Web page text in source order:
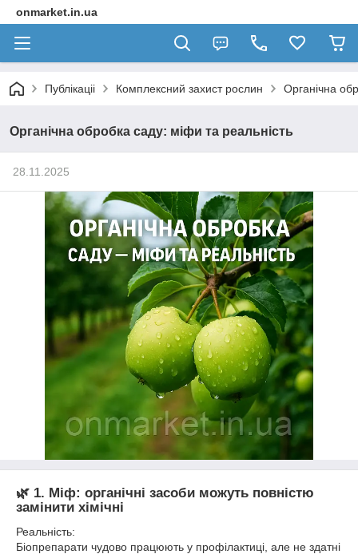
onmarket.in.ua
Публікаціі Комплексний захист рослин Органічна
Органічна обробка саду: міфи та реальність
28.11.2025
🌿 1. Міф: органічні засоби можуть повністю
замінити хімічні
Реальність:
Біопрепарати чудово працюють у профілактиці, але не здатні